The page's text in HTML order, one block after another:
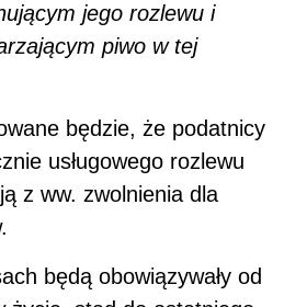
jego rozlewu i
piwo w tej
będzie, że podatnicy
usługowego rozlewu
z ww. zwolnienia dla
będą obowiązywały od